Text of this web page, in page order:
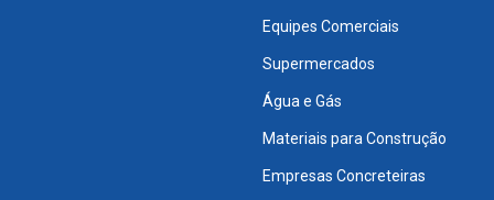
Equipes Comerciais
Supermercados
Água e Gás
Materiais para Construção
Empresas Concreteiras